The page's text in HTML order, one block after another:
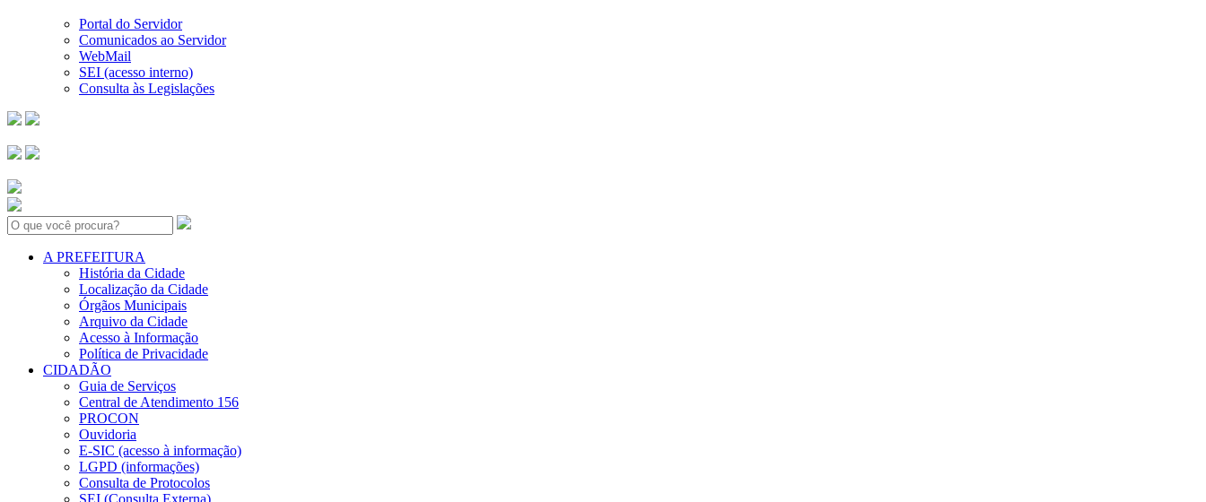
Portal do Servidor
Comunicados ao Servidor
WebMail
SEI (acesso interno)
Consulta às Legislações
Search:
A PREFEITURA
História da Cidade
Localização da Cidade
Órgãos Municipais
Arquivo da Cidade
Acesso à Informação
Política de Privacidade
CIDADÃO
Guia de Serviços
Central de Atendimento 156
PROCON
Ouvidoria
E-SIC (acesso à informação)
LGPD (informações)
Consulta de Protocolos